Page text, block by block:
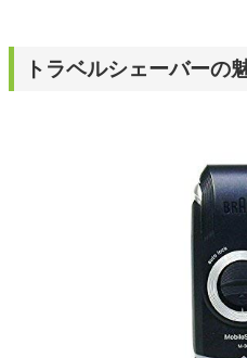
トラベルシェーバーの